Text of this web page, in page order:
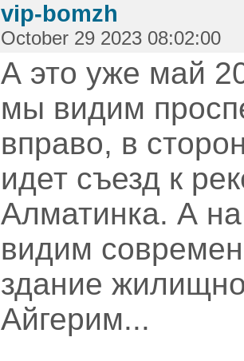
vip-bomzh
October 29 2023 08:02:00
А это уже май
мы видим
вправо, в
идет съезд к
Алматинка. А
видим
здание
Айгерим...